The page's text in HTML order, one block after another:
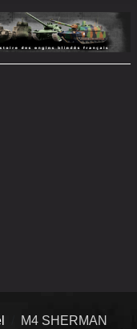
M4 SHERMAN